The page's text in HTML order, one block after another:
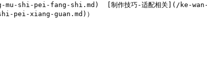
shi-pei-fang-shi.md)  [制作技巧-适配相关](/ke-
xiang-guan.md)）